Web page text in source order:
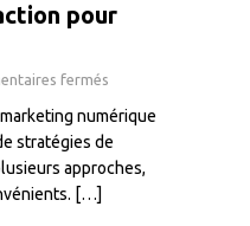
pour
fermés
numérique
stratégies de
approches,
[…]